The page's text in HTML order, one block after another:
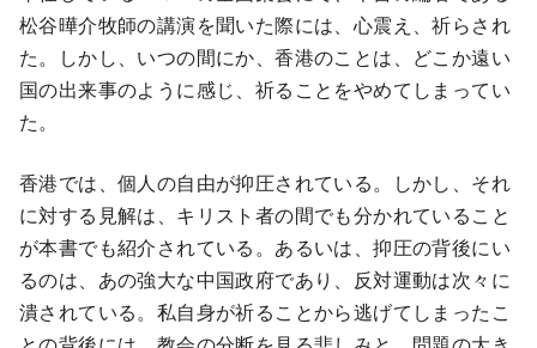
松谷曄介牧師の講演を聞いた際には、心震え、祈らされ
た。しかし、いつの間にか、香港のことは、どこか遠い
国の出来事のように感じ、祈ることをやめてしまってい
た。
香港では、個人の自由が抑圧されている。しかし、それ
に対する見解は、キリスト者の間でも分かれていること
が本書でも紹介されている。あるいは、抑圧の背後にい
るのは、あの強大な中国政府であり、反対運動は次々に
潰されている。私自身が祈ることから逃げてしまったこ